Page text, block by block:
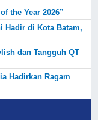
the Year 2026”
Hadir di Kota Batam,
dan Tangguh QT
Hadirkan Ragam